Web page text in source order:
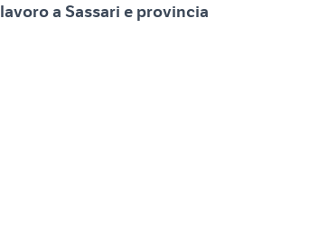
a Sassari e provincia